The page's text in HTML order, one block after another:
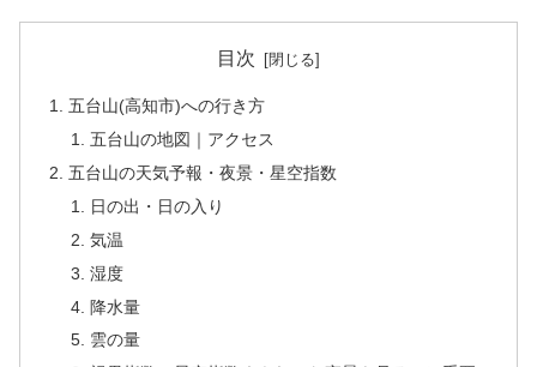
目次
五台山(高知市)への行き方
五台山の地図｜アクセス
五台山の天気予報・夜景・星空指数
日の出・日の入り
気温
湿度
降水量
雲の量